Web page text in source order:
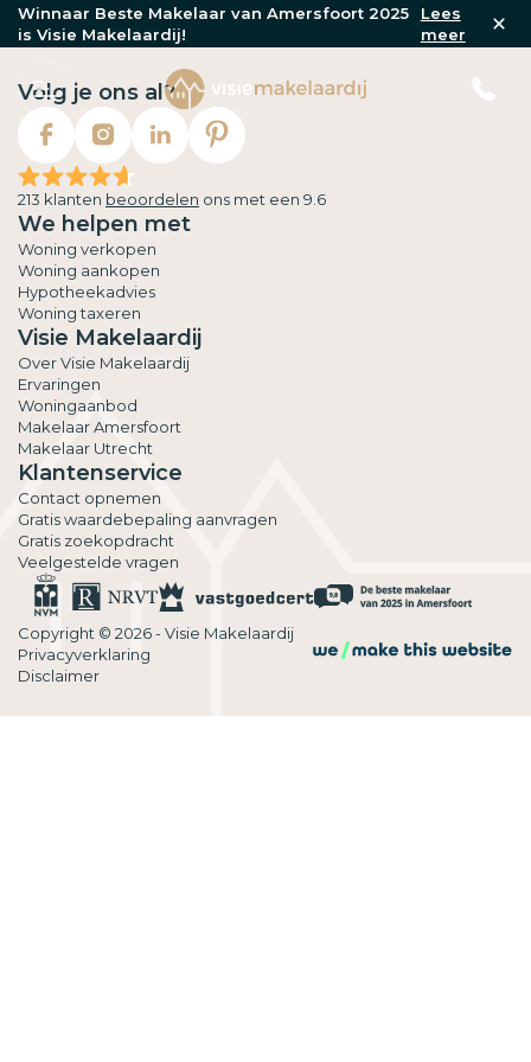
Winnaar Beste Makelaar van Amersfoort 2025
is Visie Makelaardij!
Lees
meer
Volg je ons al?
213 klanten beoordelen ons met een 9.6
We helpen met
Woning verkopen
Woning aankopen
Hypotheekadvies
Woning taxeren
Visie Makelaardij
Over Visie Makelaardij
Ervaringen
Woningaanbod
Makelaar Amersfoort
Makelaar Utrecht
Klantenservice
Contact opnemen
Gratis waardebepaling aanvragen
Gratis zoekopdracht
Veelgestelde vragen
Copyright © 2026 - Visie Makelaardij
Privacyverklaring
Disclaimer